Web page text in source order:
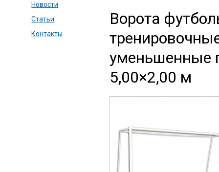
Новости
Статьи
Контакты
Ворота
уменьшенные
5,00×2,00 м